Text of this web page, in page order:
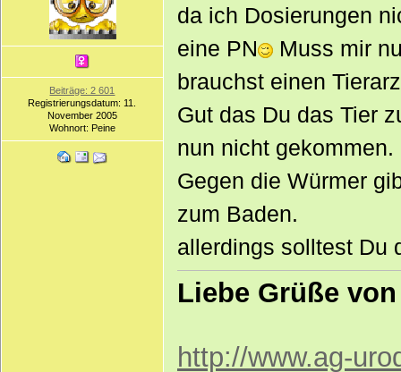
Beiträge: 2 601
Registrierungsdatum: 11.
November 2005
Wohnort: Peine
da ich Dosierungen
eine PN
Muss mir
brauchst einen
Gut das Du das Tier
nun nicht gekommen.
Gegen die Würmer
zum Baden.
allerdings solltest Du
Liebe Grüße
http://www.ag-